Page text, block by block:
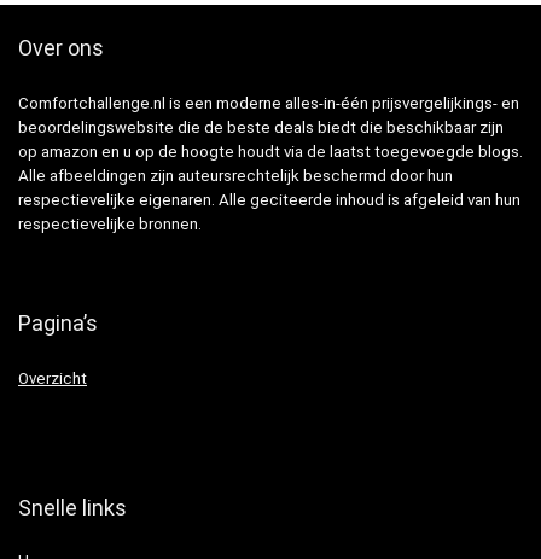
Over ons
Comfortchallenge.nl is een moderne alles-in-één prijsvergelijkings- en
beoordelingswebsite die de beste deals biedt die beschikbaar zijn
op amazon en u op de hoogte houdt via de laatst toegevoegde blogs.
Alle afbeeldingen zijn auteursrechtelijk beschermd door hun
respectievelijke eigenaren. Alle geciteerde inhoud is afgeleid van hun
respectievelijke bronnen.
Pagina’s
Overzicht
Snelle links